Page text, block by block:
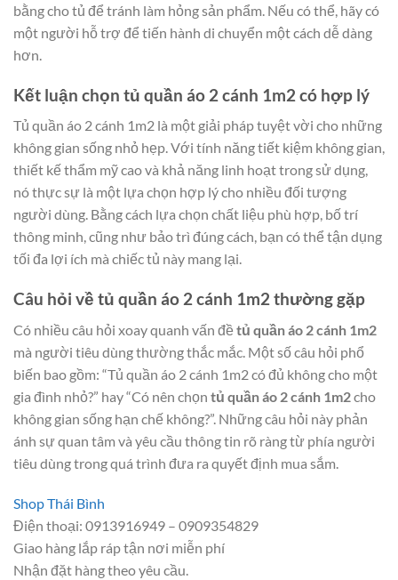
bằng cho tủ để tránh làm hỏng sản phẩm. Nếu có thể, hãy có
một người hỗ trợ để tiến hành di chuyển một cách dễ dàng
hơn.
Kết luận chọn tủ quần áo 2 cánh 1m2 có hợp lý
Tủ quần áo 2 cánh 1m2 là một giải pháp tuyệt vời cho những
không gian sống nhỏ hẹp. Với tính năng tiết kiệm không gian,
thiết kế thẩm mỹ cao và khả năng linh hoạt trong sử dụng,
nó thực sự là một lựa chọn hợp lý cho nhiều đối tượng
người dùng. Bằng cách lựa chọn chất liệu phù hợp, bố trí
thông minh, cũng như bảo trì đúng cách, bạn có thể tận dụng
tối đa lợi ích mà chiếc tủ này mang lại.
Câu hỏi về tủ quần áo 2 cánh 1m2 thường gặp
Có nhiều câu hỏi xoay quanh vấn đề tủ quần áo 2 cánh 1m2
mà người tiêu dùng thường thắc mắc. Một số câu hỏi phổ
biến bao gồm: “Tủ quần áo 2 cánh 1m2 có đủ không cho một
gia đình nhỏ?” hay “Có nên chọn tủ quần áo 2 cánh 1m2cho
không gian sống hạn chế không?”. Những câu hỏi này phản
ánh sự quan tâm và yêu cầu thông tin rõ ràng từ phía người
tiêu dùng trong quá trình đưa ra quyết định mua sắm.
Shop Thái Bình
Điện thoại: 0913916949 – 0909354829
Giao hàng lắp ráp tận nơi miễn phí
Nhận đặt hàng theo yêu cầu.